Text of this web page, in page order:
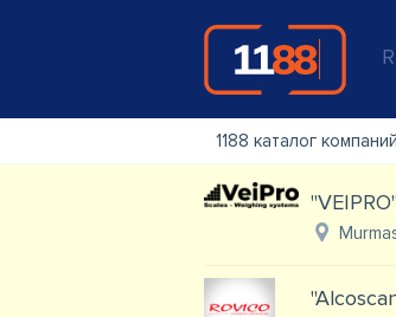
1188 каталог компаний